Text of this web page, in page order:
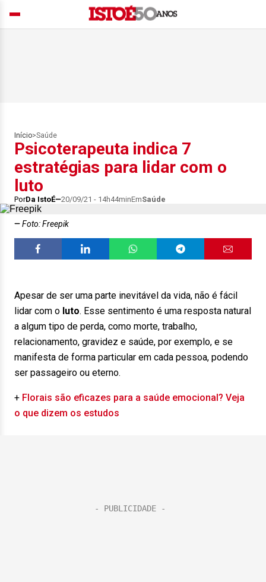
Início>Saúde
Psicoterapeuta indica 7
estratégias para lidar com o
luto
PorDa IstoÉ 20/09/21 - 14h44minEmSaúde
Foto: Freepik
Apesar de ser uma parte inevitável da vida, não é fácil
lidar com o luto. Esse sentimento é uma resposta natural
a algum tipo de perda, como morte, trabalho,
relacionamento, gravidez e saúde, por exemplo, e se
manifesta de forma particular em cada pessoa, podendo
ser passageiro ou eterno.
+ Florais são eficazes para a saúde emocional? Veja
o que dizem os estudos